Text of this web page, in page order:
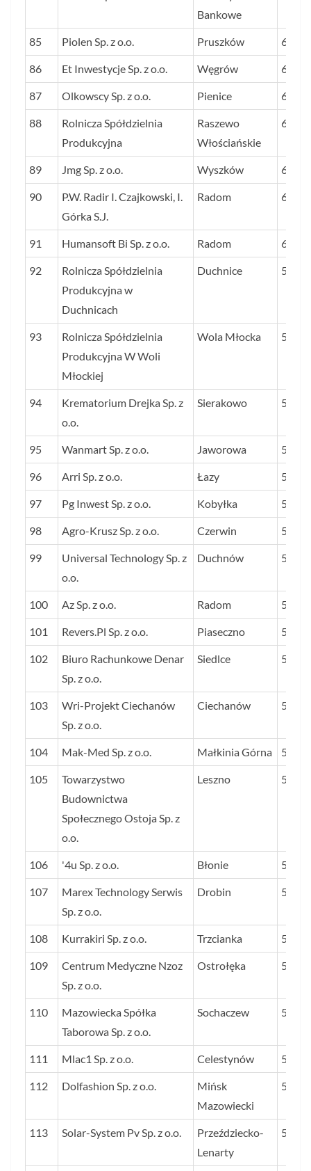
Bankowe
85 Piolen Sp. z o.o. Pruszków 62
86 Et Inwestycje Sp. z o.o. Węgrów 61
87 Olkowscy Sp. z o.o. Pienice 61
88
Rolnicza Spółdzielnia
Produkcyjna
Raszewo
Włościańskie
61
89 Jmg Sp. z o.o. Wyszków 60
90
P.W. Radir I. Czajkowski, I.
Górka S.J.
Radom 60
91 Humansoft Bi Sp. z o.o. Radom 60
92
Rolnicza Spółdzielnia
Produkcyjna w
Duchnicach
Duchnice 59
93
Rolnicza Spółdzielnia
Produkcyjna W Woli
Młockiej
Wola Młocka 59
94
Krematorium Drejka Sp. z
o.o.
Sierakowo 59
95 Wanmart Sp. z o.o. Jaworowa 59
96 Arri Sp. z o.o. Łazy 59
97 Pg Inwest Sp. z o.o. Kobyłka 59
98 Agro-Krusz Sp. z o.o. Czerwin 59
99
Universal Technology Sp. z
o.o.
Duchnów 58
100 Az Sp. z o.o. Radom 57
101 Revers.Pl Sp. z o.o. Piaseczno 57
102
Biuro Rachunkowe Denar
Sp. z o.o.
Siedlce 57
103
Wri-Projekt Ciechanów
Sp. z o.o.
Ciechanów 57
104 Mak-Med Sp. z o.o. Małkinia Górna 57
105
Towarzystwo
Budownictwa
Społecznego Ostoja Sp. z
o.o.
Leszno 57
106 '4u Sp. z o.o. Błonie 56
107
Marex Technology Serwis
Sp. z o.o.
Drobin 56
108 Kurrakiri Sp. z o.o. Trzcianka 56
109
Centrum Medyczne Nzoz
Sp. z o.o.
Ostrołęka 56
110
Mazowiecka Spółka
Taborowa Sp. z o.o.
Sochaczew 56
111 Mlac1 Sp. z o.o. Celestynów 55
112 Dolfashion Sp. z o.o.
Mińsk
Mazowiecki
55
113 Solar-System Pv Sp. z o.o.
Przeździecko-
Lenarty
55